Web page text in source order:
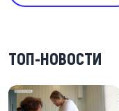
ТОП-НОВОСТИ